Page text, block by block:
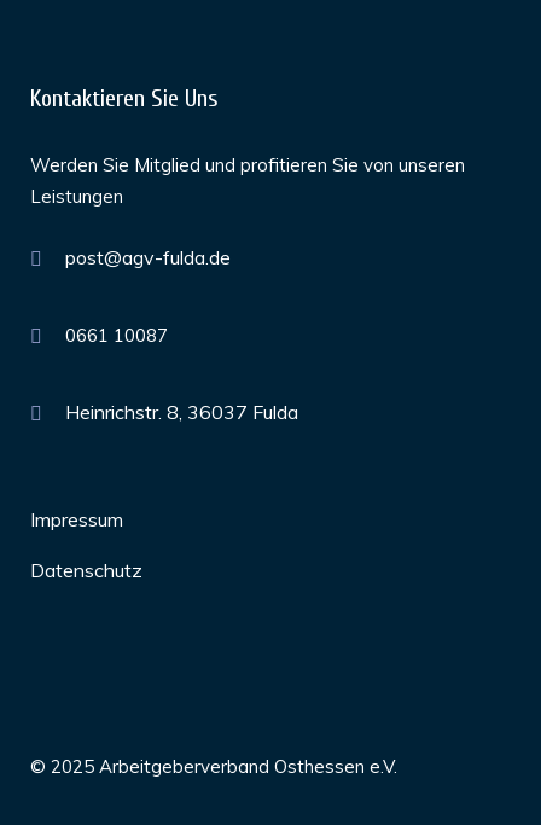
Kontaktieren Sie Uns
Werden Sie Mitglied und profitieren Sie von unseren
Leistungen
post@agv-fulda.de
0661 10087
Heinrichstr. 8, 36037 Fulda
Impressum
Datenschutz
© 2025 Arbeitgeberverband Osthessen e.V.